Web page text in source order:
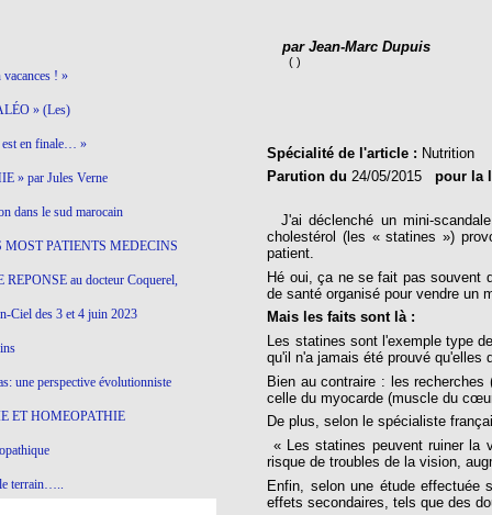
! »
» (Les)
est en finale… »
» par Jules Verne
dans le sud marocain
MOST PATIENTS MEDECINS
au docteur Coquerel,
Ciel des 3 et 4 juin 2023
une perspective évolutionniste
ET HOMEOPATHIE
terrain…..
par Jean-Marc Dupuis
( )
Spécialité de l'article : Nutrition
Parution du24/05/2015pour la
J'ai déclenché un mini-
cholestérol (les « statines »)
patient.
Hé oui, ça ne se fait pas souvent
de santé organisé pour vendre un
Mais les faits sont là :
Les statines sont l'exemple type
qu'il n'a jamais été prouvé qu'elles
Bien au contraire : les
celle du myocarde (muscle du
De plus, selon le spécialiste
« Les statines peuvent ruiner la
risque de troubles de la vision,
Enfin, selon une étude effectuée
effets secondaires, tels que des